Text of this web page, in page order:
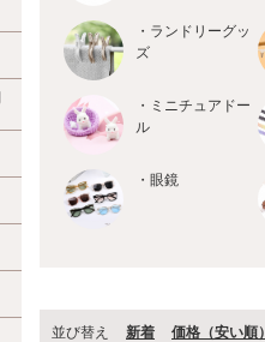
・ランドリーグッ
ズ
・ミニチュアドー
ル
・眼鏡
並び替え 新着 価格（安い順）